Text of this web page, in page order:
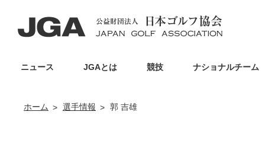
ニュース JGAとは 競技 ナショナルチーム
ホーム 選手情報 郭 吉雄